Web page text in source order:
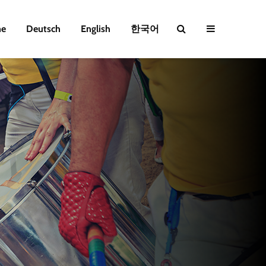
Deutsch English 한국어